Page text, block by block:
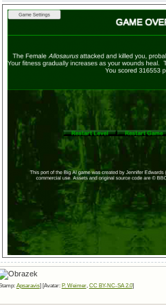
Apsaravis] [Avatar: P. Weimer, CC BY-NC-SA 2.0]